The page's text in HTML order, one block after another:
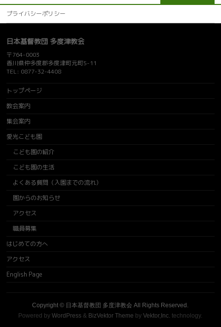
プライバシーポリシー
日本基督教団 多度津教会
〒764-0003
香川県仲多度郡多度津町元町5-11
TEL: 0877-32-4408
トップページ
教会案内
集会案内
愛光こども園
こども園の紹介
こども園の生活
よくある質問（入園までの流れ）
園からのお知らせ
アクセス
職員募集
はじめての方へ
アクセス
English Page
Copyright © 日本基督教団 多度津教会 All Rights Reserved.
Powered byWordPress & BizVektor Theme byVektor,Inc. technology.